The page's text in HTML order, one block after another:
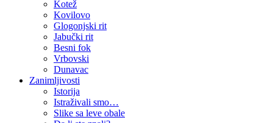
Kotež
Kovilovo
Glogonjski rit
Jabučki rit
Besni fok
Vrbovski
Dunavac
Zanimljivosti
Istorija
Istraživali smo…
Slike sa leve obale